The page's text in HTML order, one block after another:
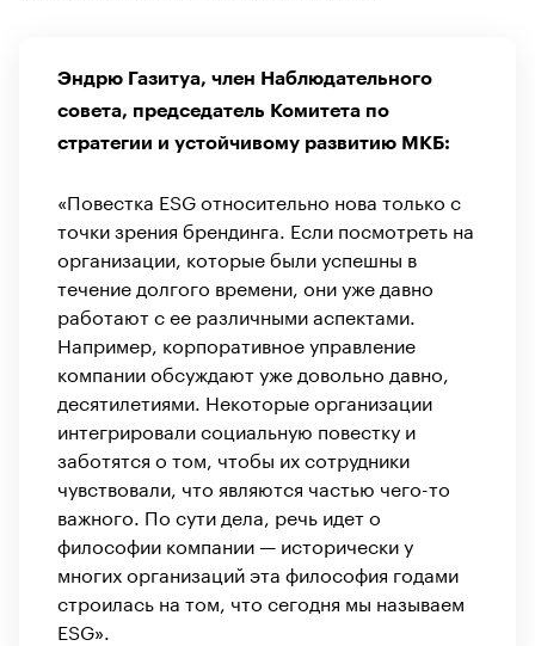
Эндрю Газитуа, член Наблюдательного
совета, председатель Комитета по
стратегии и устойчивому развитию МКБ:
«Повестка ESG относительно нова только с
точки зрения брендинга. Если посмотреть на
организации, которые были успешны в
течение долгого времени, они уже давно
работают с ее различными аспектами.
Например, корпоративное управление
компании обсуждают уже довольно давно,
десятилетиями. Некоторые организации
интегрировали социальную повестку и
заботятся о том, чтобы их сотрудники
чувствовали, что являются частью чего-то
важного. По сути дела, речь идет о
философии компании — исторически у
многих организаций эта философия годами
строилась на том, что сегодня мы называем
ESG».